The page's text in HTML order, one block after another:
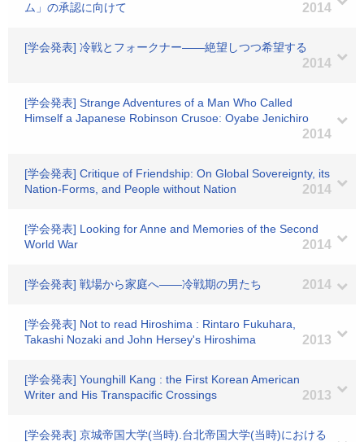
ム」の承認に向けて
2014
[学会発表] 冷戦とフォークナー――絶望しつつ希望する
2014
[学会発表] Strange Adventures of a Man Who Called
Himself a Japanese Robinson Crusoe: Oyabe Jenichiro
2014
[学会発表] Critique of Friendship: On Global Sovereignty, its
Nation-Forms, and People without Nation
2014
[学会発表] Looking for Anne and Memories of the Second
World War
2014
[学会発表] 戦場から家庭へ――冷戦期の男たち 2014
[学会発表] Not to read Hiroshima : Rintaro Fukuhara,
Takashi Nozaki and John Hersey's Hiroshima
2013
[学会発表] Younghill Kang : the First Korean American
Writer and His Transpacific Crossings
2013
[学会発表] 京城帝国大学(当時).台北帝国大学(当時)における